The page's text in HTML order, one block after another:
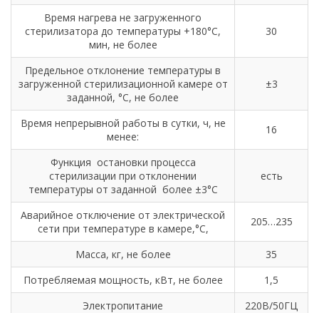
Время нагрева не загруженного
стерилизатора до температуры +180°С,
мин, не более
30
Предельное отклонение температуры в
загруженной стерилизационной камере от
заданной, °С, не более
±3
Время непрерывной работы в сутки, ч, не
менее:
16
Функция остановки процесса
стерилизации при отклонении
температуры от заданной более ±3°С
есть
Аварийное отключение от электрической
сети при температуре в камере,°С,
205…235
Масса, кг, не более
35
Потребляемая мощность, кВт, не более
1,5
Электропитание
220В/50ГЦ